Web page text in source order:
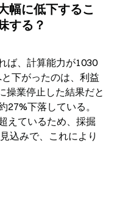
幅に低下するこ
する？
ば、計算能力が1030
下がったのは、利益
操業停止した結果だと
27%下落している。
えているため、採掘
込みで、これにより